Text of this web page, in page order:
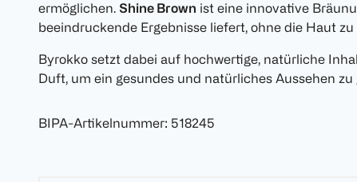
ermöglichen. Shine Brown ist eine innovative
beeindruckende Ergebnisse liefert, ohne die Haut
Byrokko setzt dabei auf hochwertige, natürliche
Duft, um ein gesundes und natürliches Aussehen zu
BIPA-Artikelnummer: 518245